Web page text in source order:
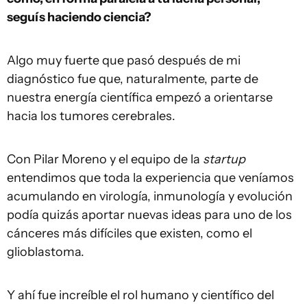
seguís haciendo ciencia?
Algo muy fuerte que pasó después de mi
diagnóstico fue que, naturalmente, parte de
nuestra energía científica empezó a orientarse
hacia los tumores cerebrales.
Con Pilar Moreno y el equipo de la startup
entendimos que toda la experiencia que veníamos
acumulando en virología, inmunología y evolución
podía quizás aportar nuevas ideas para uno de los
cánceres más difíciles que existen, como el
glioblastoma.
Y ahí fue increíble el rol humano y científico del